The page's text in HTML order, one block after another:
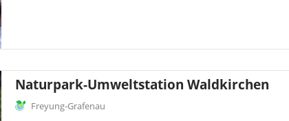
Naturpark-Umweltstation Waldkirchen
Freyung-Grafenau